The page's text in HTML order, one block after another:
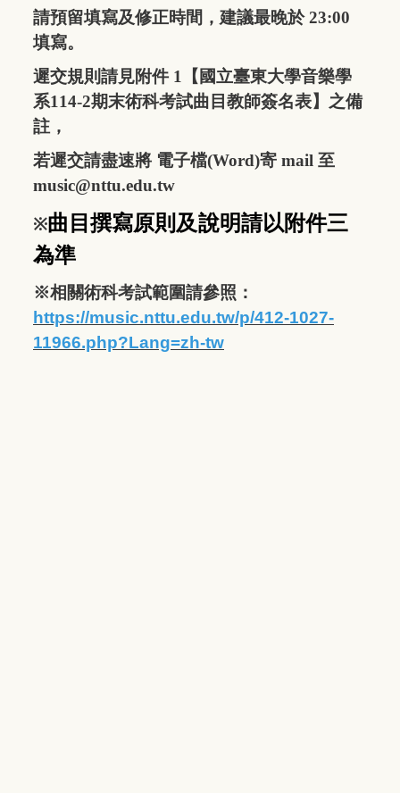
請預留填寫及修正時間，建議最晚於 23:00
填寫。
遲交規則請見附件 1【 國立臺東大學音樂學
系114-2期末術科考試曲目教師簽名表】之備
註，
若遲交請盡速將 電子檔(Word)寄 mail 至
music@nttu.edu.tw
※曲 目撰寫原則 及說明請以附件三
為準
※相關術科考試範圍請參照：
https://music.nttu.edu.tw/p/412-1027-
11966.php?Lang=zh-tw